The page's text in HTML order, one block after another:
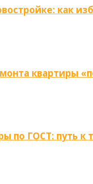
как
квартиры
по ГОСТ: путь